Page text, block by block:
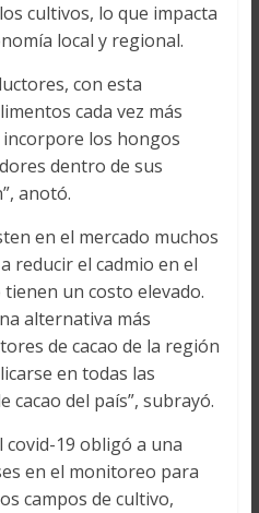
cultivos, lo que impacta
local y regional.
con esta
cada vez más
los hongos
dentro de sus
anotó.
en el mercado muchos
reducir el cadmio en el
un costo elevado.
alternativa más
de cacao de la región
en todas las
del país”, subrayó.
covid-19 obligó a una
en el monitoreo para
campos de cultivo,